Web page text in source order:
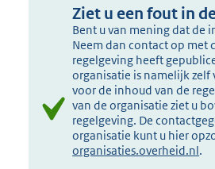
Ziet u een fout in
Bent u van mening dat de
Neem dan contact op met
regelgeving heeft
organisatie is namelijk
voor de inhoud van de
van de organisatie ziet u
regelgeving. De
organisatie kunt u hier
organisaties.overheid.nl.